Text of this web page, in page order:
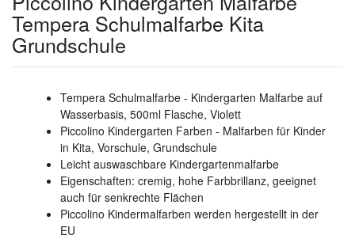
Tempera Schulmalfarbe Kita
Grundschule
Tempera Schulmalfarbe - Kindergarten Malfarbe auf
Wasserbasis, 500ml Flasche, Violett
Piccolino Kindergarten Farben - Malfarben für Kinder
in Kita, Vorschule, Grundschule
Leicht auswaschbare Kindergartenmalfarbe
Eigenschaften: cremig, hohe Farbbrillanz, geeignet
auch für senkrechte Flächen
Piccolino Kindermalfarben werden hergestellt in der
EU